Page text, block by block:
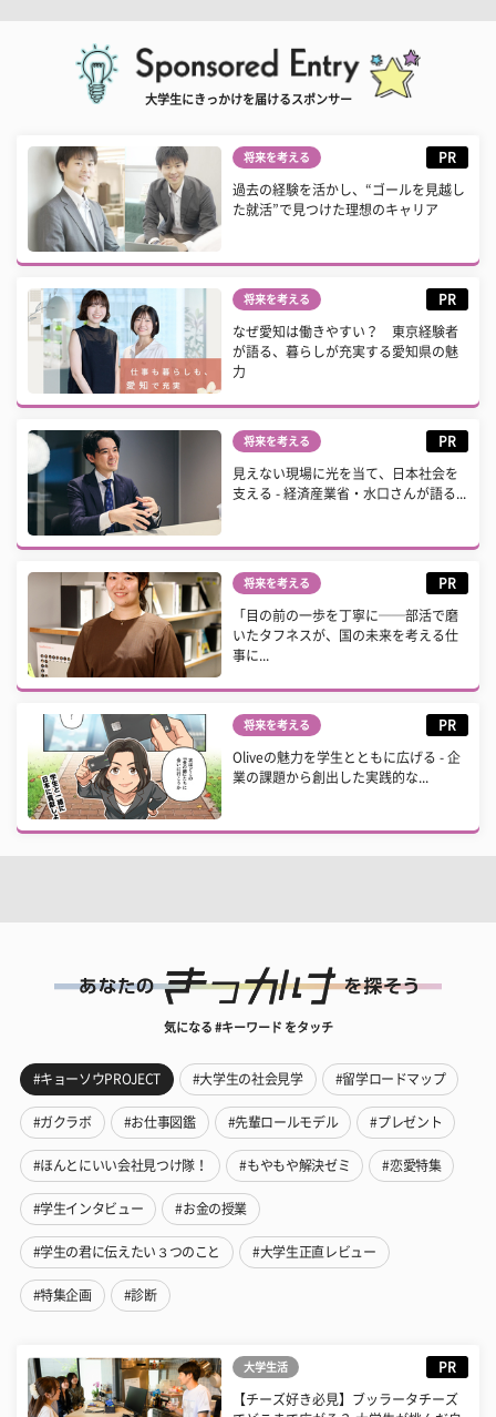
大学生にきっかけを届けるスポンサー
将来を考える PR
過去の経験を活かし、“ゴールを見越し
た就活”で見つけた理想のキャリア
将来を考える PR
なぜ愛知は働きやすい？ 東京経験者
が語る、暮らしが充実する愛知県の魅
力
将来を考える PR
見えない現場に光を当て、日本社会を
支える - 経済産業省・水口さんが語る...
将来を考える PR
「目の前の一歩を丁寧に──部活で磨
いたタフネスが、国の未来を考える仕
事に...
将来を考える PR
Oliveの魅力を学生とともに広げる - 企
業の課題から創出した実践的な...
気になる #キーワード をタッチ
#キョーソウPROJECT #大学生の社会見学 #留学ロードマップ
#ガクラボ #お仕事図鑑 #先輩ロールモデル #プレゼント
#ほんとにいい会社見つけ隊！ #もやもや解決ゼミ #恋愛特集
#学生インタビュー #お金の授業
#学生の君に伝えたい３つのこと #大学生正直レビュー
#特集企画 #診断
大学生活 PR
【チーズ好き必見】ブッラータチーズ